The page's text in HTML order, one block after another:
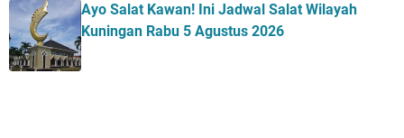
Ayo Salat Kawan! Ini Jadwal Salat Wilayah
Kuningan Rabu 5 Agustus 2026